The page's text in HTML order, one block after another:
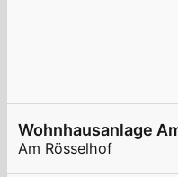
Wohnhausanlage
Am Rösselhof